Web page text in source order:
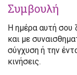
Συμβουλή
Η ημέρα αυτή σου
και με
σύγχυση ή την
κινήσεις.